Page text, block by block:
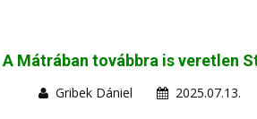
A Mátrában továbbra is veretlen
Gribek Dániel 2025.07.13.